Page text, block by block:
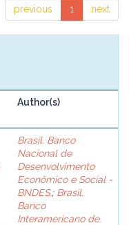
previous 1 next
Author(s)
Brasil. Banco
Nacional de
Desenvolvimento
Econômico e Social -
BNDES.; Brasil.
Banco
Interamericano de